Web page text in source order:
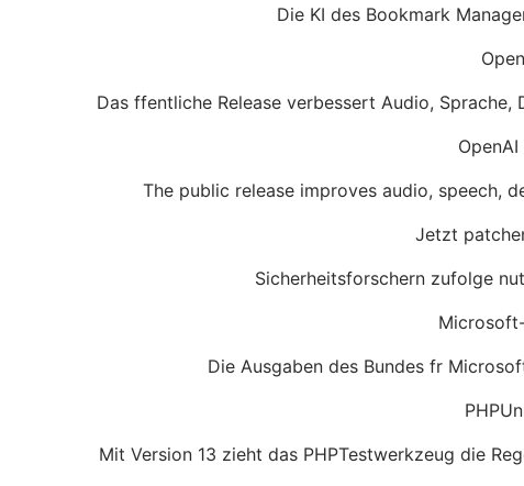
Die KI des Bookmark
Das ffentliche Release verbessert Audio,
The public release improves audio, speech,
Jetzt
Sicherheitsforschern zufolge
Die Ausgaben des Bundes fr
Mit Version 13 zieht das PHPTestwerkzeug die